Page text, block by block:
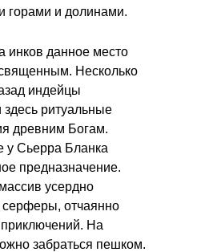
горами и долинами.
инков данное место
Несколько
индейцы
ритуальные
древним Богам.
у Сьерра Бланка
предназначение.
усердно
отчаянно
На
забраться пешком.